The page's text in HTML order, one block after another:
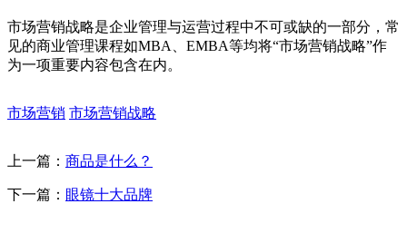
市场营销战略是企业管理与运营过程中不可或缺的一部分，常
见的商业管理课程如MBA、EMBA等均将“市场营销战略”作
为一项重要内容包含在内。
市场营销 市场营销战略
上一篇： 商品是什么？
下一篇： 眼镜十大品牌